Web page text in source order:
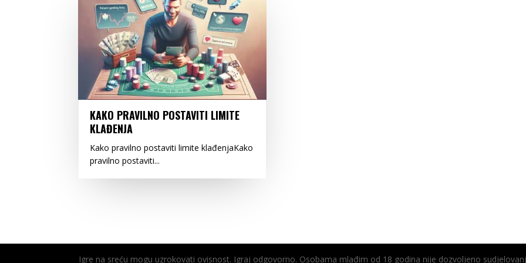
KAKO PRAVILNO POSTAVITI LIMITE
KLAĐENJA
Kako pravilno postaviti limite klađenjaKako
pravilno postaviti...
Igre na sreću mogu uzrokovati ovisnost. Igraj odgovorno. Osobama mlađim od 18 godina nije dozvoljeno